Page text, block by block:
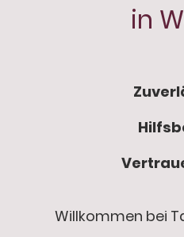
in
Willkommen bei